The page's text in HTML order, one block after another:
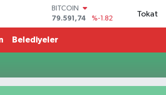
BITCOIN
79.591,74
%-1.82
DOLAR
45,43620
61,60380
%0.18
Tokat
Belediyeler